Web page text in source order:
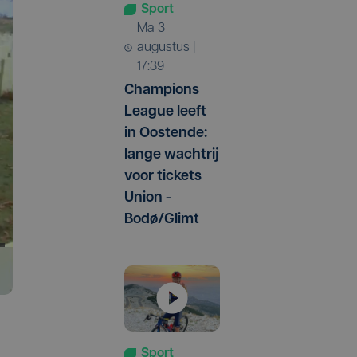
Sport
ma 3
augustus |
17:39
Champions
League leeft
in Oostende:
lange wachtrij
voor tickets
Union -
Bodø/Glimt
Sport